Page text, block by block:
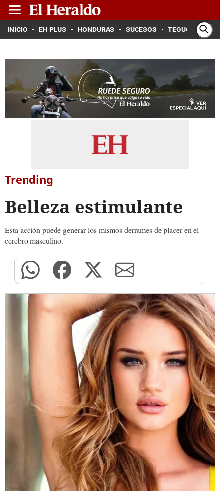
INICIO EH PLUS HONDURAS SUCESOS TEGUCIGALPA
Trending
Belleza estimulante
Esta acción puede generar los mismos derrames de placer en el
cerebro masculino.